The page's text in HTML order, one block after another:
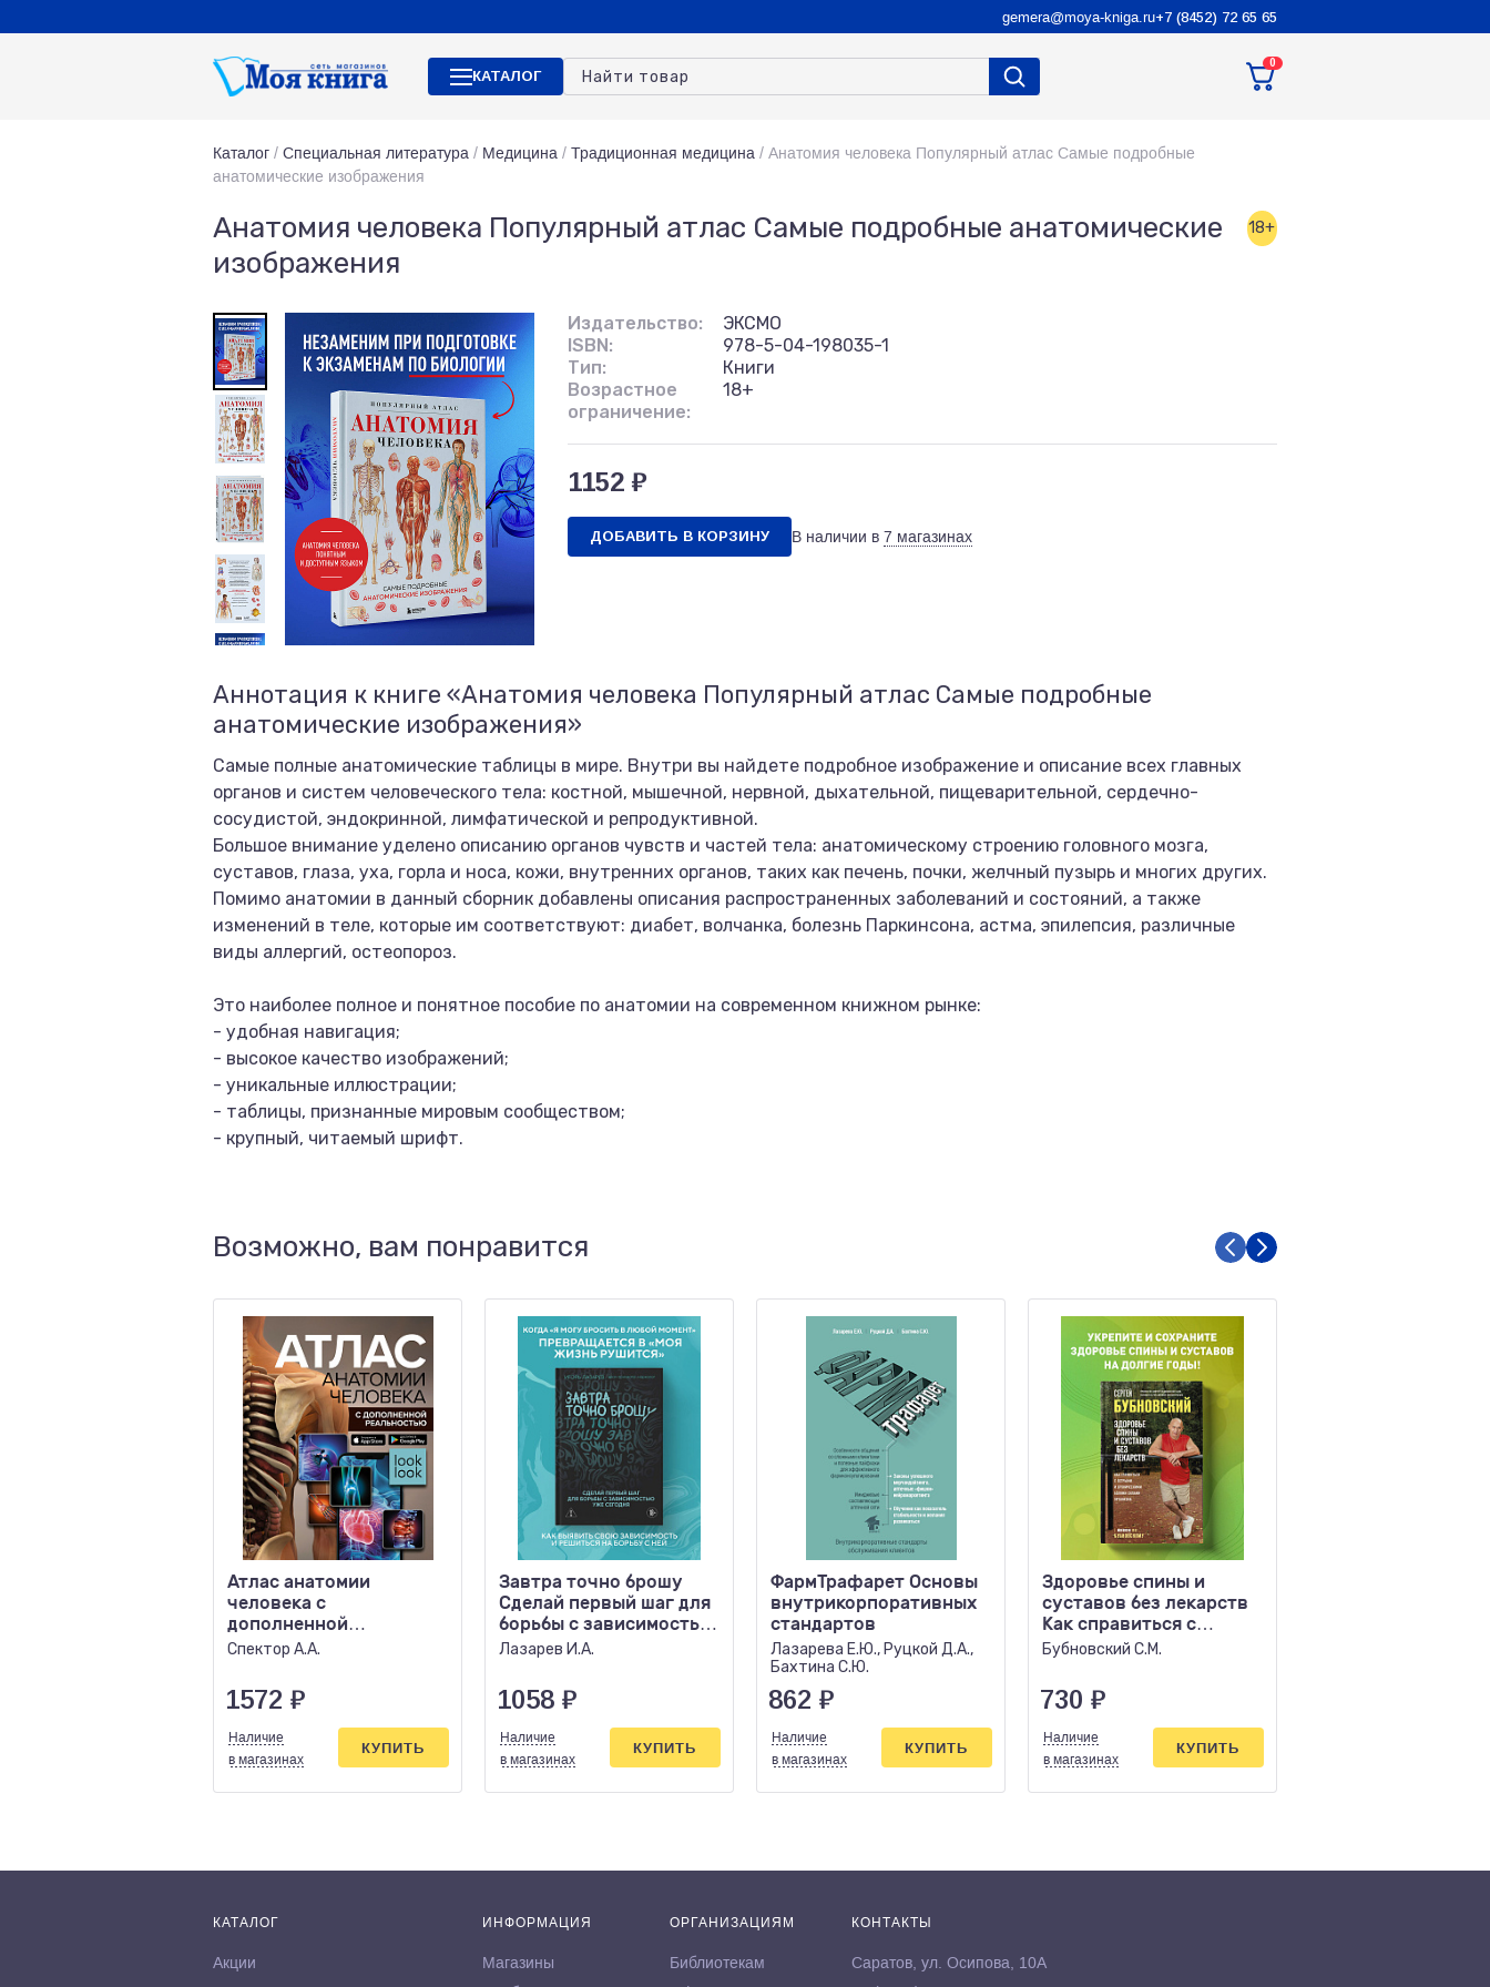
gemera@moya-kniga.ru+7 (8452) 72 65 65
КАТАЛОГ
0
Каталог / Специальная литература / Медицина / Традиционная медицина / Анатомия человека Популярный атлас Самые подробные
анатомические изображения
Анатомия человека Популярный атлас Самые подробные анатомические
изображения
18+
Издательство:
ЭКСМО
ISBN:
978-5-04-198035-1
Тип:
Книги
Возрастное
ограничение:
18+
1152 ₽
ДОБАВИТЬ В КОРЗИНУ В наличии в 7 магазинах
Аннотация к книге «Анатомия человека Популярный атлас Самые подробные
анатомические изображения»
Самые полные анатомические таблицы в мире. Внутри вы найдете подробное изображение и описание всех главных
органов и систем человеческого тела: костной, мышечной, нервной, дыхательной, пищеварительной, сердечно-
сосудистой, эндокринной, лимфатической и репродуктивной.
Большое внимание уделено описанию органов чувств и частей тела: анатомическому строению головного мозга,
суставов, глаза, уха, горла и носа, кожи, внутренних органов, таких как печень, почки, желчный пузырь и многих других.
Помимо анатомии в данный сборник добавлены описания распространенных заболеваний и состояний, а также
изменений в теле, которые им соответствуют: диабет, волчанка, болезнь Паркинсона, астма, эпилепсия, различные
виды аллергий, остеопороз.
Это наиболее полное и понятное пособие по анатомии на современном книжном рынке:
- удобная навигация;
- высокое качество изображений;
- уникальные иллюстрации;
- таблицы, признанные мировым сообществом;
- крупный, читаемый шрифт.
Возможно, вам понравится
Атлас анатомии
человека с
дополненной
реальностью
Спектор А.А.
1572 ₽
Наличие
в магазинах
КУПИТЬ
Завтра точно брошу
Сделай первый шаг для
борьбы с зависимостью
уже сегодня
Лазарев И.А.
1058 ₽
Наличие
в магазинах
КУПИТЬ
ФармТрафарет Основы
внутрикорпоративных
стандартов
Лазарева Е.Ю., Руцкой Д.А.,
Бахтина С.Ю.
862 ₽
Наличие
в магазинах
КУПИТЬ
Здоровье спины и
суставов без лекарств
Как справиться с
острыми и
Бубновский С.М.
730 ₽
Наличие
в магазинах
КУПИТЬ
КАТАЛОГ
Акции
ИНФОРМАЦИЯ
Магазины
ОРГАНИЗАЦИЯМ
Библиотекам
КОНТАКТЫ
Саратов, ул. Осипова, 10А